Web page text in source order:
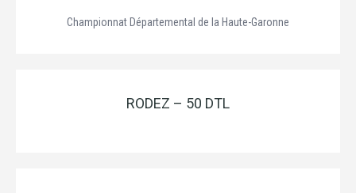
Championnat Départemental de la Haute-Garonne
RODEZ – 50 DTL